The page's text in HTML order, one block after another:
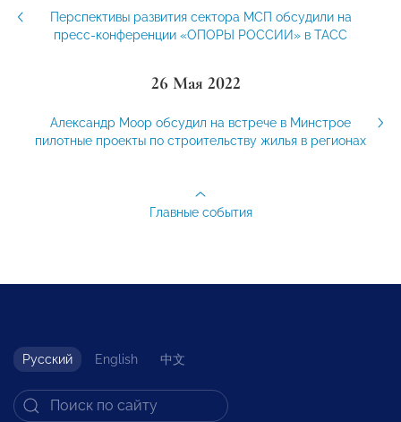
Перспективы развития сектора МСП обсудили на
пресс-конференции «ОПОРЫ РОССИИ» в ТАСС
26 Мая 2022
Александр Моор обсудил на встрече в Минстрое
пилотные проекты по строительству жилья в регионах
Главные события
Русский English 中文